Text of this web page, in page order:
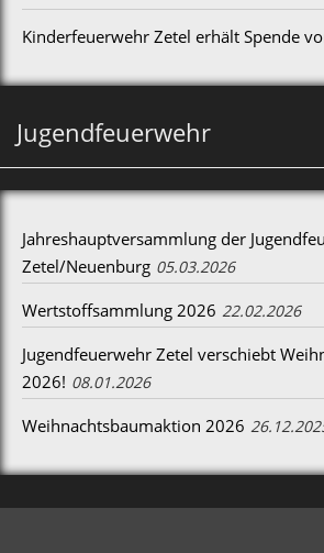
Kinderfeuerwehr Zetel erhält Spende
Jugendfeuerwehr
Jahreshauptversammlung der
Zetel/Neuenburg 05.03.2026
Wertstoffsammlung 2026 22.02.2026
Jugendfeuerwehr Zetel verschiebt
2026! 08.01.2026
Weihnachtsbaumaktion 2026